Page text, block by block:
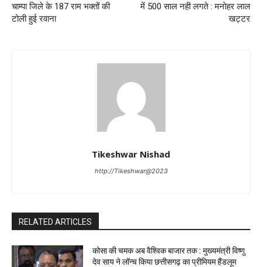
चाम्पा जिले के 187 राम भक्तों की
टोली हुई रवाना
में 500 साल नही लगते : मनोहर लाल
खट्टर
Tikeshwar Nishad
http://Tikeshwar@2023
RELATED ARTICLES
कोसा की चमक अब वैश्विक बाजार तक : मुख्यमंत्री विष्णु
देव साय ने लॉन्च किया छत्तीसगढ़ का प्रीमियम हैंडलूम